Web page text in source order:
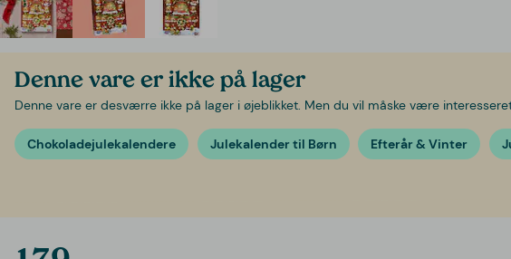
Denne vare er ikke på lager
Denne vare er desværre ikke på lager i øjeblikket. Men du vil måske være
Chokoladejulekalendere Julekalender til Børn Efterår & Vinter